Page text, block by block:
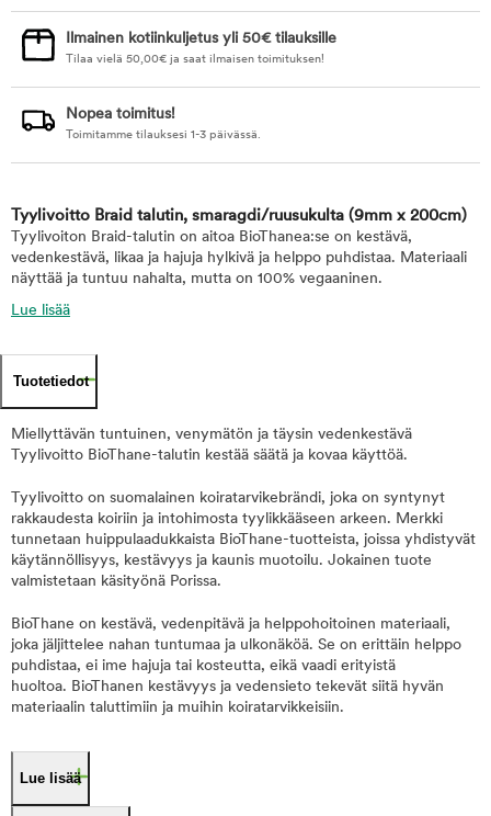
Ilmainen kotiinkuljetus yli 50€ tilauksille
Tilaa vielä 50,00€ ja saat ilmaisen toimituksen!
Nopea toimitus!
Toimitamme tilauksesi 1-3 päivässä.
Tyylivoitto Braid talutin, smaragdi/ruusukulta (9mm x 200cm)
Tyylivoiton Braid-talutin on aitoa BioThanea:se on kestävä,
vedenkestävä, likaa ja hajuja hylkivä ja helppo puhdistaa. Materiaali
näyttää ja tuntuu nahalta, mutta on 100% vegaaninen.
Lue lisää
Tuotetiedot
Miellyttävän tuntuinen, venymätön ja täysin vedenkestävä
Tyylivoitto BioThane-talutin kestää säätä ja kovaa käyttöä.
Tyylivoitto on suomalainen koiratarvikebrändi, joka on syntynyt
rakkaudesta koiriin ja intohimosta tyylikkääseen arkeen. Merkki
tunnetaan huippulaadukkaista BioThane-tuotteista, joissa yhdistyvät
käytännöllisyys, kestävyys ja kaunis muotoilu. Jokainen tuote
valmistetaan käsityönä Porissa.
BioThane on kestävä, vedenpitävä ja helppohoitoinen materiaali,
joka jäljittelee nahan tuntumaa ja ulkonäköä. Se on erittäin helppo
puhdistaa, ei ime hajuja tai kosteutta, eikä vaadi erityistä
huoltoa. BioThanen kestävyys ja vedensieto tekevät siitä hyvän
materiaalin taluttimiin ja muihin koiratarvikkeisiin.
Lue lisää